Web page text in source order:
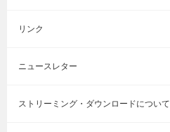
リンク
ニュースレター
ストリーミング・ダウンロードについて